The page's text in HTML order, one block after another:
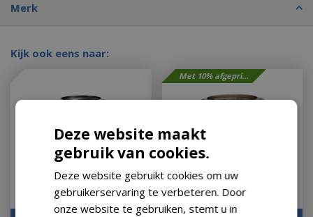
Merk
Kijk ook eens naar:
Met 10% afgeprijsd
Deze website maakt
gebruik van cookies.
Deze website gebruikt cookies om uw
gebruikerservaring te verbeteren. Door
onze website te gebruiken, stemt u in